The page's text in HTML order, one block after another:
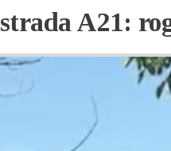
A21: